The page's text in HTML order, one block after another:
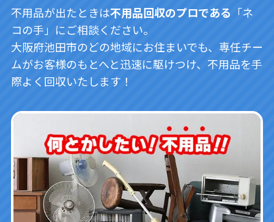
不用品が出たときは不用品回収のプロである 「ネ
コの手」にご相談ください。
大阪府池田市のどの地域にお住まいでも、専任チー
ムがお客様のもとへと迅速に駆けつけ、不用品を手
際よく回収いたします！